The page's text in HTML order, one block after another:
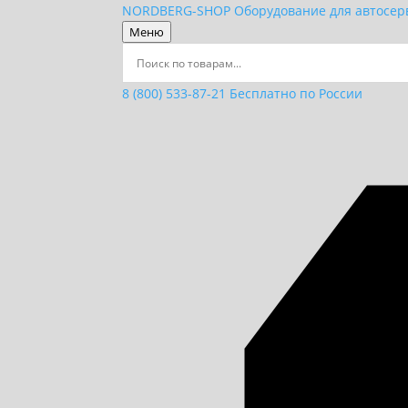
NORDBERG-SHOP Оборудование для
Меню
8 (800) 533-87-21 Бесплатно по России